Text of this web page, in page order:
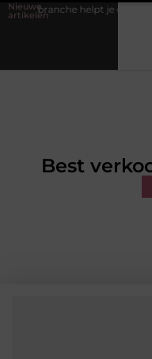
Nieuwe
artikelen
je efficiënter werken
Best